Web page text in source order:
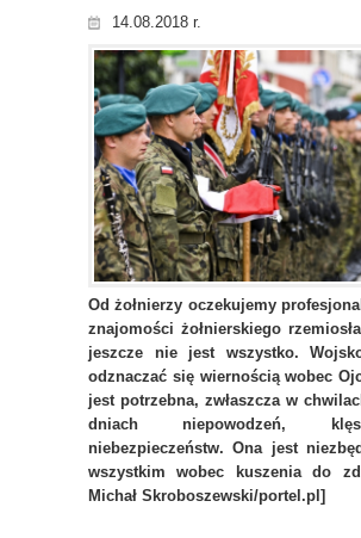
14.08.2018 r.
Od żołnierzy oczekujemy
znajomości żołnierskiego
jeszcze nie jest wszystko.
odznaczać się wiernością wobec
jest potrzebna, zwłaszcza w
dniach niepowodzeń,
niebezpieczeństw. Ona jest
wszystkim wobec kuszenia do
Michał Skroboszewski/portel.pl]